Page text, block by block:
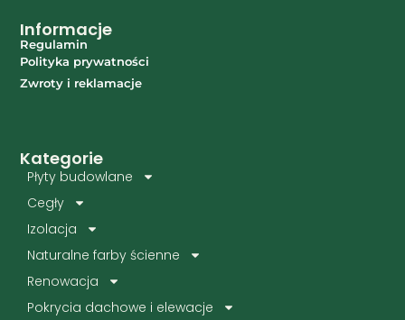
Kategorie
Płyty budowlane
Cegły
Izolacja
Naturalne farby ścienne
Renowacja
Pokrycia dachowe i elewacje
Informacje
Regulamin
Polityka prywatności
Zwroty i reklamacje